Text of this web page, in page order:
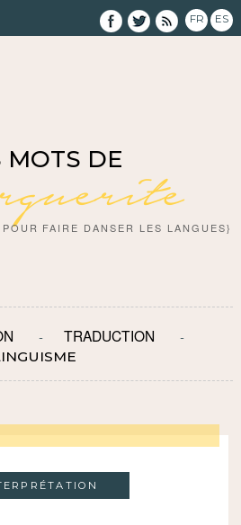
FR ES
MOTS DE
FAIRE DANSER LES LANGUES}
TRADUCTION